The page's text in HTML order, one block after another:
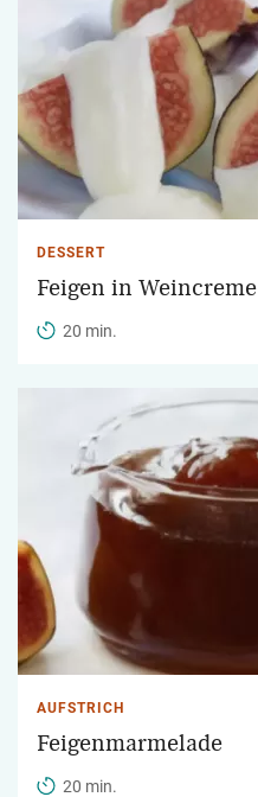
DESSERT
Feigen in Weincreme
20 min.
AUFSTRICH
Feigenmarmelade
20 min.